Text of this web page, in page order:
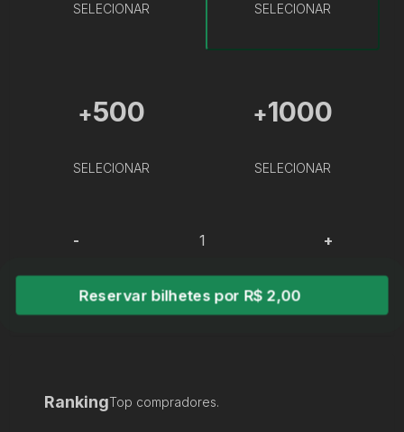
SELECIONAR SELECIONAR
+500
SELECIONAR
+1000
SELECIONAR
- +
Reservar bilhetes por R$ 2,00
RankingTop compradores.